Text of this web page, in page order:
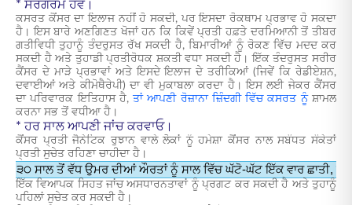
* ਸਰਗਰਮ ਹੋਵੋ।
ਕਸਰਤ ਕੈਂਸਰ ਦਾ ਇਲਾਜ ਨਹੀਂ ਹੋ ਸਕਦੀ, ਪਰ ਇਸਦਾ ਰੋਕਥਾਮ ਪ੍ਰਭਾਵ ਹੋ ਸਕਦਾ
ਹੈ। ਇਸ ਬਾਰੇ ਅਣਗਿਣਤ ਖੋਜਾਂ ਹਨ ਕਿ ਕਿਵੇਂ ਪ੍ਰਤੀ ਹਫ਼ਤੇ ਦਰਮਿਆਨੀ ਤੋਂ ਤੀਬਰ
ਗਤੀਵਿਧੀ ਤੁਹਾਨੂੰ ਤੰਦਰੁਸਤ ਰੱਖ ਸਕਦੀ ਹੈ, ਬਿਮਾਰੀਆਂ ਨੂੰ ਰੋਕਣ ਵਿੱਚ ਮਦਦ ਕਰ
ਸਕਦੀ ਹੈ ਅਤੇ ਤੁਹਾਡੀ ਪ੍ਰਤੀਰੋਧਕ ਸ਼ਕਤੀ ਵਧਾ ਸਕਦੀ ਹੈ। ਇੱਕ ਤੰਦਰੁਸਤ ਸਰੀਰ
ਕੈਂਸਰ ਦੇ ਮਾੜੇ ਪ੍ਰਭਾਵਾਂ ਅਤੇ ਇਸਦੇ ਇਲਾਜ ਦੇ ਤਰੀਕਿਆਂ (ਜਿਵੇਂ ਕਿ ਰੇਡੀਏਸ਼ਨ,
ਦਵਾਈਆਂ ਅਤੇ ਕੀਮੋਥੈਰੇਪੀ) ਦਾ ਵੀ ਮੁਕਾਬਲਾ ਕਰਦਾ ਹੈ। ਇਸ ਲਈ ਜੇਕਰ ਕੈਂਸਰ
ਦਾ ਪਰਿਵਾਰਕ ਇਤਿਹਾਸ ਹੈ,ਤਾਂ ਆਪਣੀ ਰੋਜ਼ਾਨਾ ਜ਼ਿੰਦਗੀ ਵਿੱਚ ਕਸਰਤ ਨੂੰਸ਼ਾਮਲ
ਕਰਨਾ ਸਭ ਤੋਂ ਵਧੀਆ ਹੈ।
* ਹਰ ਸਾਲ ਆਪਣੀ ਜਾਂਚ ਕਰਵਾਓ।
ਕੈਂਸਰ ਪ੍ਰਤੀ ਜੈਨੇਟਿਕ ਰੁਝਾਨ ਵਾਲੇ ਲੋਕਾਂ ਨੂੰ ਹਮੇਸ਼ਾ ਕੈਂਸਰ ਨਾਲ ਸਬੰਧਤ ਸੰਕੇਤਾਂ
ਪ੍ਰਤੀ ਸੁਚੇਤ ਰਹਿਣਾ ਚਾਹੀਦਾ ਹੈ।
੩੦ ਸਾਲ ਤੋਂ ਵੱਧ ਉਮਰ ਦੀਆਂ ਔਰਤਾਂ ਨੂੰ ਸਾਲ ਵਿੱਚ ਘੱਟੋ-ਘੱਟ ਇੱਕ ਵਾਰ ਛਾਤੀ,
ਇੱਕ ਵਿਆਪਕ ਸਿਹਤ ਜਾਂਚ ਅਸਧਾਰਨਤਾਵਾਂ ਨੂੰ ਪ੍ਰਗਟ ਕਰ ਸਕਦੀ ਹੈ ਅਤੇ ਤੁਹਾਨੂੰ
ਪਹਿਲਾਂ ਸੁਚੇਤ ਕਰ ਸਕਦੀ ਹੈ।